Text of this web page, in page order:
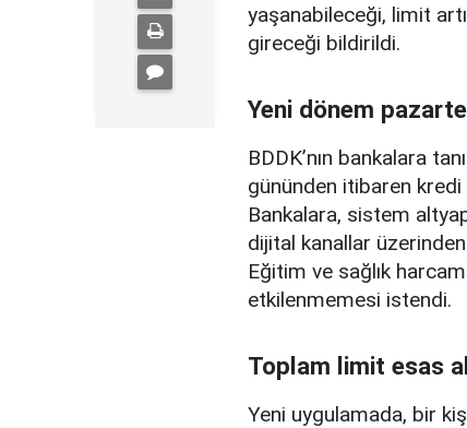
yaşanabileceği, limit
gireceği bildirildi.
Yeni dönem
BDDK’nın bankalara
gününden itibaren
Bankalara, sistem
dijital kanallar
Eğitim ve sağlık
etkilenmemesi istendi.
Toplam limit esas
Yeni uygulamada, bir